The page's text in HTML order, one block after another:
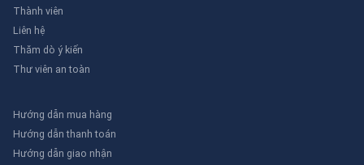
Thành viên
Liên hệ
Thăm dò ý kiến
Thư viên an toàn
Hướng dẫn mua hàng
Hướng dẫn thanh toán
Hướng dẫn giao nhận